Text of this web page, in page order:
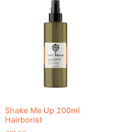
Shake Me Up 200ml
Hairborist